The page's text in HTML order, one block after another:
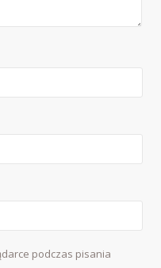
podczas pisania